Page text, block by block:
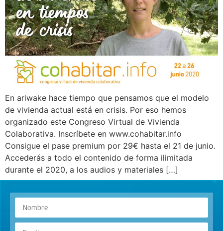
En ariwake hace tiempo que pensamos que el modelo
de vivienda actual está en crisis. Por eso hemos
organizado este Congreso Virtual de Vivienda
Colaborativa. Inscríbete en www.cohabitar.info
Consigue el pase premium por 29€ hasta el 21 de junio.
Accederás a todo el contenido de forma ilimitada
durante el 2020, a los audios y materiales […]